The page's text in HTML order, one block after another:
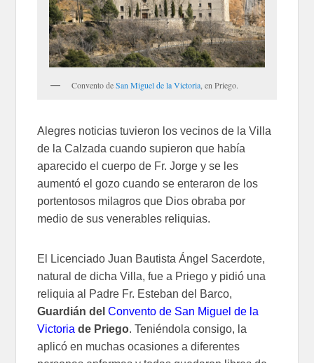
Convento deSan Miguel de la Victoria , en Priego.
Alegres noticias tuvieron los vecinos de la Villa
de la Calzada cuando supieron que había
aparecido el cuerpo de Fr. Jorge y se les
aumentó el gozo cuando se enteraron de los
portentosos milagros que Dios obraba por
medio de sus venerables reliquias.
El Licenciado Juan Bautista Ángel Sacerdote,
natural de dicha Villa, fue a Priego y pidió una
reliquia al Padre Fr. Esteban del Barco,
Guardián delConvento de San Miguel de la
Victoriade Priego. Teniéndola consigo, la
aplicó en muchas ocasiones a diferentes